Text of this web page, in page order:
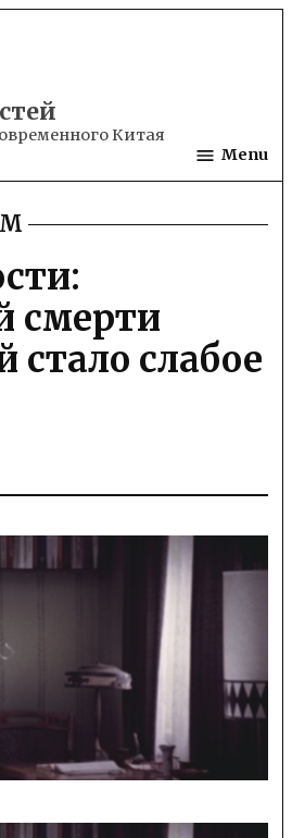
Китая
Menu
смерти
стало слабое